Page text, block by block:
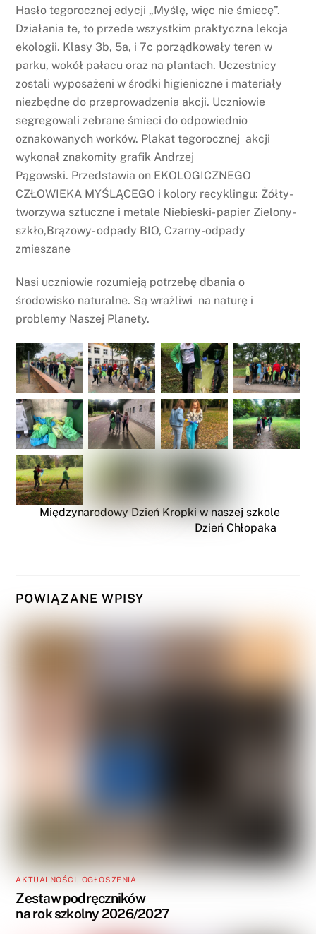
Hasło tegorocznej edycji „Myślę, więc nie śmiecę”.
Działania te, to przede wszystkim praktyczna lekcja
ekologii. Klasy 3b, 5a, i 7c porządkowały teren w
parku, wokół pałacu oraz na plantach. Uczestnicy
zostali wyposażeni w środki higieniczne i materiały
niezbędne do przeprowadzenia akcji. Uczniowie
segregowali zebrane śmieci do odpowiednio
oznakowanych worków. Plakat tegorocznej akcji
wykonał znakomity grafik Andrzej
Pągowski. Przedstawia on EKOLOGICZNEGO
CZŁOWIEKA MYŚLĄCEGO i kolory recyklingu: Żółty-
tworzywa sztuczne i metale Niebieski- papier Zielony-
szkło,Brązowy- odpady BIO, Czarny-odpady
zmieszane
Nasi uczniowie rozumieją potrzebę dbania o
środowisko naturalne. Są wrażliwi na naturę i
problemy Naszej Planety.
Międzynarodowy Dzień Kropki w naszej szkole
Dzień Chłopaka
POWIĄZANE WPISY
AKTUALNOŚCI OGŁOSZENIA
Zestaw podręczników
na rok szkolny 2026/2027